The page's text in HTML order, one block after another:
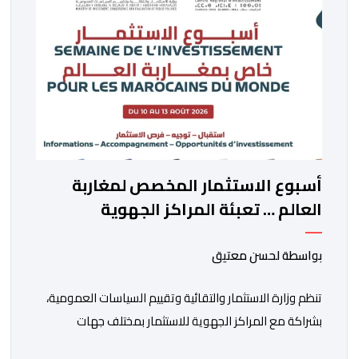
أسبوع الاستثمار المخصص لمغاربة
العالم … تعبئة المراكز الجهوية
للاستثمار لمواكبة مشاريع مغاربة
العالم
بواسطة لحسن معتيق
تنظم وزارة الاستثمار والتقائية وتقييم السياسات العمومية،
بشراكة مع المراكز الجهوية للاستثمار بمختلف جهات